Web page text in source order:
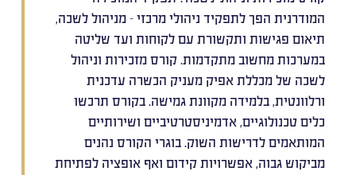
המודרנית הפך לתפקיד ניהולי מרכזי – מניהול לשכה,
תיאום פגישות ותקשורת עם לקוחות ועד שליטה
במערכות מחשוב מתקדמות. קורס מזכירות וניהול
לשכה של מכללת אפיק מעניק הכשרה עדכנית
ורלוונטית, בלמידה מקוונת גמישה. בקורס תרכשו
כלים טכנולוגיים, אדמיניסטרטיביים ושירותיים
המותאמים לדרישות השוק. בוגרי הקורס נהנים
מביקוש גבוה, אפשרויות קידום ואף אופציה לפתיחת